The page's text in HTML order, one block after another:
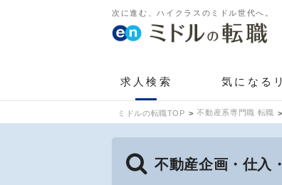
次に進む、ハイクラスのミドル世代へ。
求人検索 気になる
ミドルの転職TOP 不動産系専門職 転職
不動産企画・仕入